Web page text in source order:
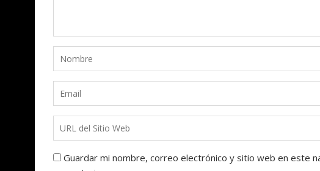
Guardar mi nombre, correo electrónico y sitio web en este